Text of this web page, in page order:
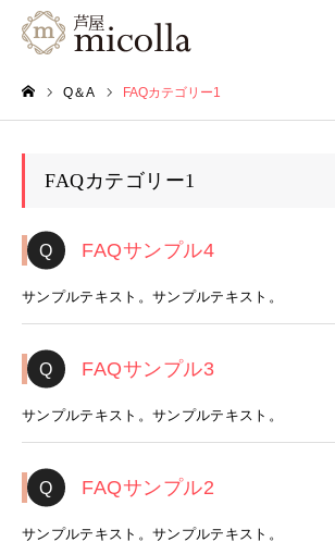
Q＆A FAQカテゴリー1
FAQカテゴリー1
FAQサンプル4
サンプルテキスト。サンプルテキスト。
FAQサンプル3
サンプルテキスト。サンプルテキスト。
FAQサンプル2
サンプルテキスト。サンプルテキスト。